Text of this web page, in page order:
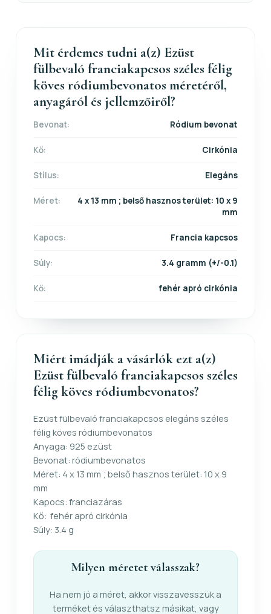
Mit érdemes tudni a(z) Ezüst
fülbevaló franciakapcsos széles félig
köves ródiumbevonatos méretéről,
anyagáról és jellemzőiről?
Bevonat: Ródium bevonat
Kő: Cirkónia
Stílus: Elegáns
Méret:
4 x 13 mm ; belső hasznos terület: 10 x 9
mm
Kapocs: Francia kapcsos
Súly: 3.4 gramm (+/-0.1)
Kő: fehér apró cirkónia
Miért imádják a vásárlók ezt a(z)
Ezüst fülbevaló franciakapcsos széles
félig köves ródiumbevonatos?
Ezüst fülbevaló franciakapcsos elegáns széles
félig köves ródiumbevonatos
Anyaga: 925 ezüst
Bevonat: ródiumbevonatos
Méret: 4 x 13 mm ; belső hasznos terület: 10 x 9
mm
Kapocs: franciazáras
Kő: fehér apró cirkónia
Súly: 3.4 g
Milyen méretet válasszak?
Ha nem jó a méret, akkor visszavesszük a
terméket és választhatsz másikat, vagy